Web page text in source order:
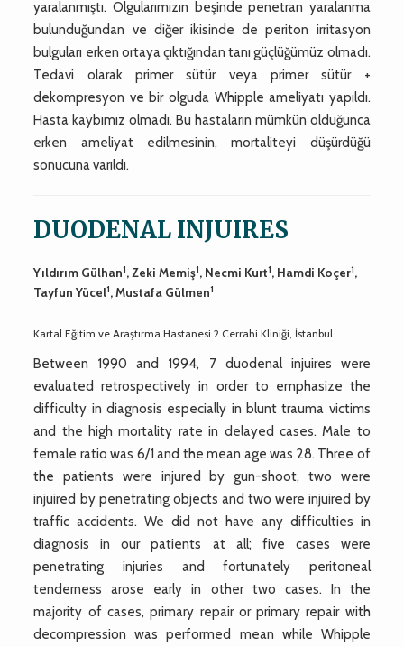
yaralanmıştı. Olgularımızın beşinde penetran yaralanma
bulunduğundan ve diğer ikisinde de periton irritasyon
bulguları erken ortaya çıktığından tanı güçlüğümüz olmadı.
Tedavi olarak primer sütür veya primer sütür +
dekompresyon ve bir olguda Whipple ameliyatı yapıldı.
Hasta kaybımız olmadı. Bu hastaların mümkün olduğunca
erken ameliyat edilmesinin, mortaliteyi düşürdüğü
sonucuna varıldı.
DUODENAL INJUIRES
Yıldırım Gülhan1, Zeki Memiş1, Necmi Kurt1, Hamdi Koçer1,
Tayfun Yücel1, Mustafa Gülmen1
Kartal Eğitim ve Araştırma Hastanesi 2.Cerrahi Kliniği, İstanbul
Between 1990 and 1994, 7 duodenal injuires were
evaluated retrospectively in order to emphasize the
difficulty in diagnosis especially in blunt trauma victims
and the high mortality rate in delayed cases. Male to
female ratio was 6/1 and the mean age was 28. Three of
the patients were injured by gun-shoot, two were
injuired by penetrating objects and two were injuired by
traffic accidents. We did not have any difficulties in
diagnosis in our patients at all; five cases were
penetrating injuries and fortunately peritoneal
tenderness arose early in other two cases. In the
majority of cases, primary repair or primary repair with
decompression was performed mean while Whipple